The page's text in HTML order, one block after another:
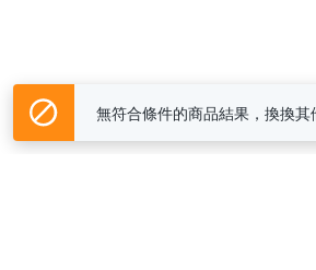
無符合條件的商品結果，換換其